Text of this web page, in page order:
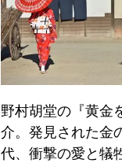
野村胡堂の『黄金
介。発見された金
代、衝撃の愛と犠